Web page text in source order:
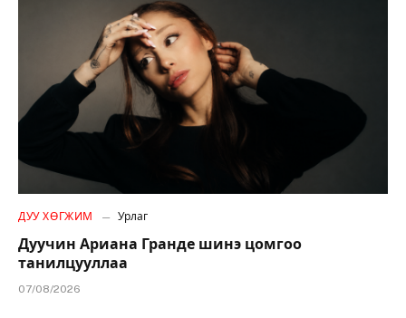
ДУУ ХӨГЖИМ Урлаг
Дуучин Ариана Гранде шинэ цомгоо
танилцууллаа
07/08/2026